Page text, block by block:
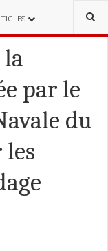
la
par le
du